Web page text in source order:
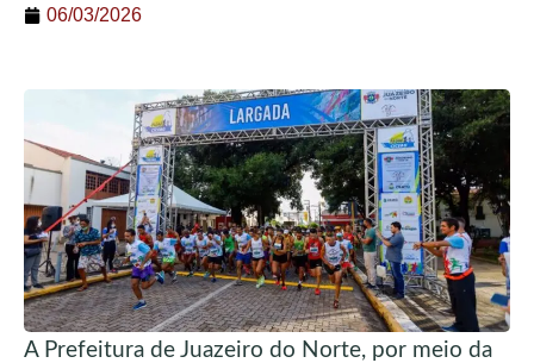
06/03/2026
A Prefeitura de Juazeiro do Norte, por meio da